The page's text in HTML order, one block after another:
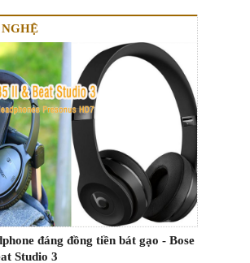
đáng đồng tiền bát gạo - Bose
Studio 3